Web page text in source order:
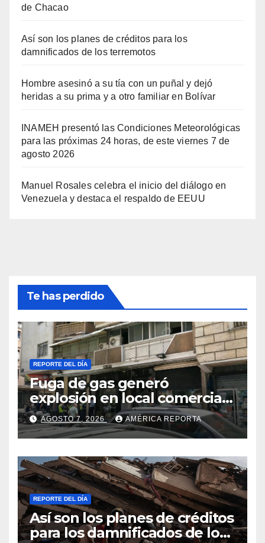
de Chacao
Así son los planes de créditos para los
damnificados de los terremotos
Hombre asesinó a su tía con un puñal y dejó
heridas a su prima y a otro familiar en Bolívar
INAMEH presentó las Condiciones Meteorológicas
para las próximas 24 horas, de este viernes 7 de
agosto 2026
Manuel Rosales celebra el inicio del diálogo en
Venezuela y destaca el respaldo de EEUU
Te has perdido
REPORTE DEL DÍA
Fuga de gas generó
explosión en local comercial
de Chacao
AGOSTO 7, 2026 AMÉRICA REPORTA
REPORTE DEL DÍA
Así son los planes de créditos
para los damnificados de los